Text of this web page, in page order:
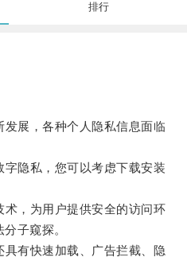
排行
展，各种个人隐私信息面临
隐私，您可以考虑下载安装
，为用户提供安全的访问环
子窥探。
有快速加载、广告拦截、隐